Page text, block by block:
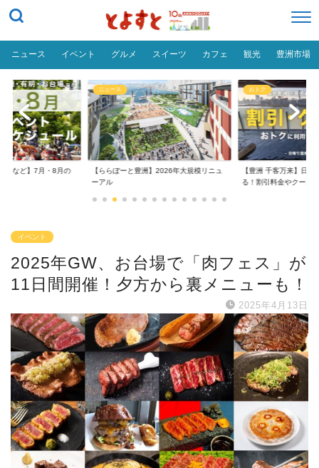
ニュース イベント グルメ スイーツ カフェ 観光 豊洲市場
場など】7月・8月の
ニュース
【ららぽーと豊洲】2026年大規模リニュ
ーアル
おトク
【豊洲 千客万来】日帰
る！割引料金やクーポ...
イベント
2025年GW、お台場で「肉フェス」が
11日間開催！夕方から裏メニューも！
2025年4月13日